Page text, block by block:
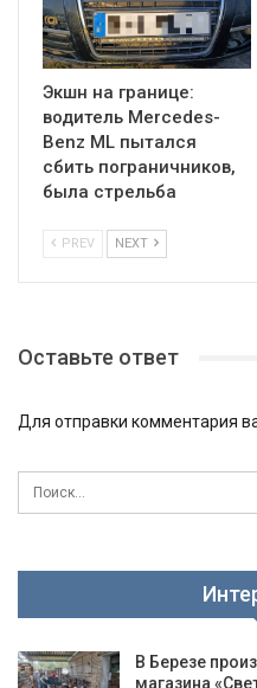
Экшн на границе:
водитель Mercedes-
Benz ML пытался
сбить пограничников,
была стрельба
PREV NEXT
Оставьте ответ
Для отправки комментария
В Березе
магазина